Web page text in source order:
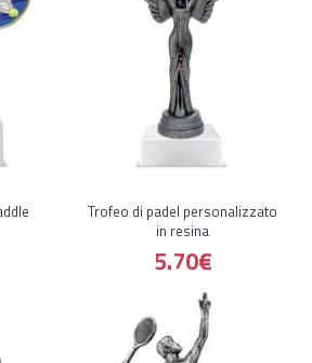
Trofeo di padel personalizzato
in resina
5.70€